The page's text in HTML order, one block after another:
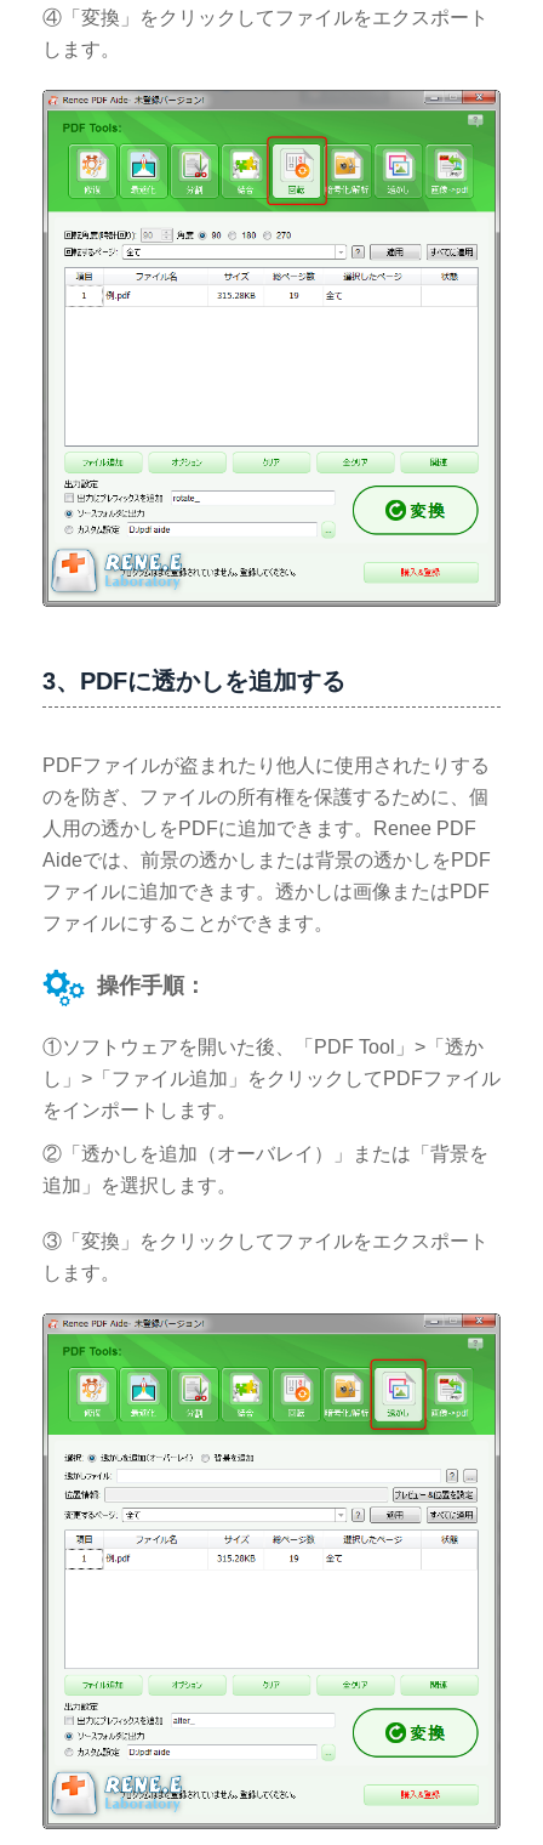
④「変換」をクリックしてファイルをエクスポート
します。
3、PDFに透かしを追加する
PDFファイルが盗まれたり他人に使用されたりする
のを防ぎ、ファイルの所有権を保護するために、個
人用の透かしをPDFに追加できます。Renee PDF
Aideでは、前景の透かしまたは背景の透かしをPDF
ファイルに追加できます。透かしは画像またはPDF
ファイルにすることができます。
操作手順：
①ソフトウェアを開いた後、「PDF Tool」>「透か
し」>「ファイル追加」をクリックしてPDFファイル
をインポートします。
②「透かしを追加（オーバレイ）」または「背景を
追加」を選択します。
③「変換」をクリックしてファイルをエクスポート
します。